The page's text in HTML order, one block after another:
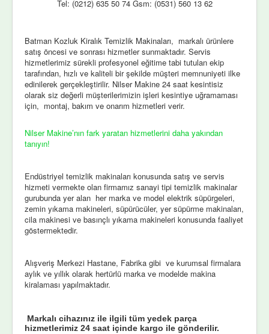
Tel: (0212) 635 50 74 Gsm: (0531) 560 13 62
Batman Kozluk Kiralık Temizlik Makinaları, markalı ürünlere
satış öncesi ve sonrası hizmetler sunmaktadır. Servis
hizmetlerimiz sürekli profesyonel eğitime tabi tutulan ekip
tarafından, hızlı ve kaliteli bir şekilde müşteri memnuniyeti ilke
edinilerek gerçekleştirilir. Nilser Makine 24 saat kesintisiz
olarak siz değerli müşterilerimizin işleri kesintiye uğramaması
için, montaj, bakım ve onarım hizmetleri verir.
Nilser Makine’nın fark yaratan hizmetlerini daha yakından
tanıyın!
Endüstriyel temizlik makinaları konusunda satış ve servis
hizmeti vermekte olan firmamız sanayi tipi temizlik makinalar
gurubunda yer alan her marka ve model elektrik süpürgeleri,
zemin yıkama makineleri, süpürücüler, yer süpürme makinaları,
cila makinesi ve basınçlı yıkama makineleri konusunda faaliyet
göstermektedir.
Alışveriş Merkezi Hastane, Fabrika gibi ve kurumsal firmalara
aylık ve yıllık olarak hertürlü marka ve modelde makina
kiralaması yapılmaktadır.
Markalı cihazınız ile ilgili tüm yedek parça
hizmetlerimiz 24 saat içinde kargo ile gönderilir.